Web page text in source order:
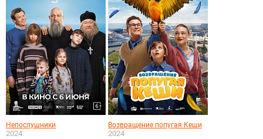
Непослушники
2024
Возвращение попугая Кеши
2024